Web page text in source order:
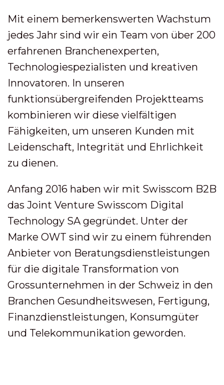
Mit einem bemerkenswerten Wachstum
jedes Jahr sind wir ein Team von über 200
erfahrenen Branchenexperten,
Technologiespezialisten und kreativen
Innovatoren. In unseren
funktionsübergreifenden Projektteams
kombinieren wir diese vielfältigen
Fähigkeiten, um unseren Kunden mit
Leidenschaft, Integrität und Ehrlichkeit
zu dienen.
Anfang 2016 haben wir mit Swisscom B2B
das Joint Venture Swisscom Digital
Technology SA gegründet. Unter der
Marke OWT sind wir zu einem führenden
Anbieter von Beratungsdienstleistungen
für die digitale Transformation von
Grossunternehmen in der Schweiz in den
Branchen Gesundheitswesen, Fertigung,
Finanzdienstleistungen, Konsumgüter
und Telekommunikation geworden.